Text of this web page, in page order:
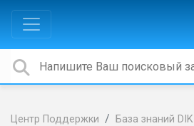
Центр Поддержки
База знаний